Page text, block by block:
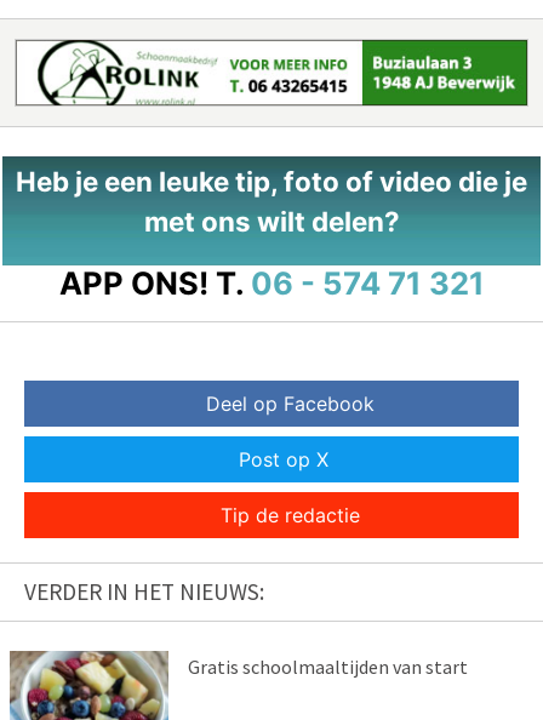
Heb je een leuke tip, foto of video die je
met ons wilt delen?
APP ONS! T. 06 - 574 71 321
Deel op Facebook
Post op X
Tip de redactie
VERDER IN HET NIEUWS:
Gratis schoolmaaltijden van start